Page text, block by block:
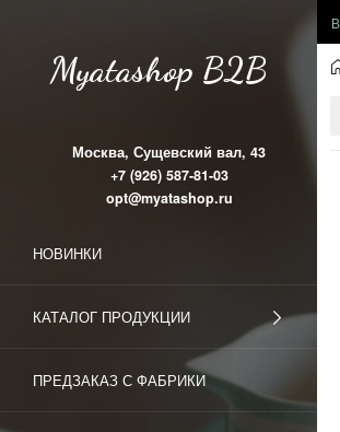
Myatashop B2B
Москва, Сущевский вал, 43
+7 (926) 587-81-03
opt@myatashop.ru
НОВИНКИ
КАТАЛОГ ПРОДУКЦИИ
ПРЕДЗАКАЗ С ФАБРИКИ